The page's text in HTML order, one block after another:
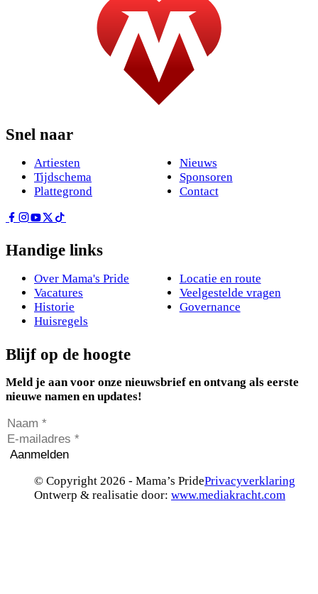
Snel naar
Artiesten
Tijdschema
Plattegrond
Nieuws
Sponsoren
Contact
Handige links
Over Mama's Pride
Vacatures
Historie
Huisregels
Locatie en route
Veelgestelde vragen
Governance
Blijf op de hoogte
Meld je aan voor onze nieuwsbrief en ontvang als eerste
nieuwe namen en updates!
Aanmelden
© Copyright 2026 - Mama’s PridePrivacyverklaring
Ontwerp & realisatie door: www.mediakracht.com